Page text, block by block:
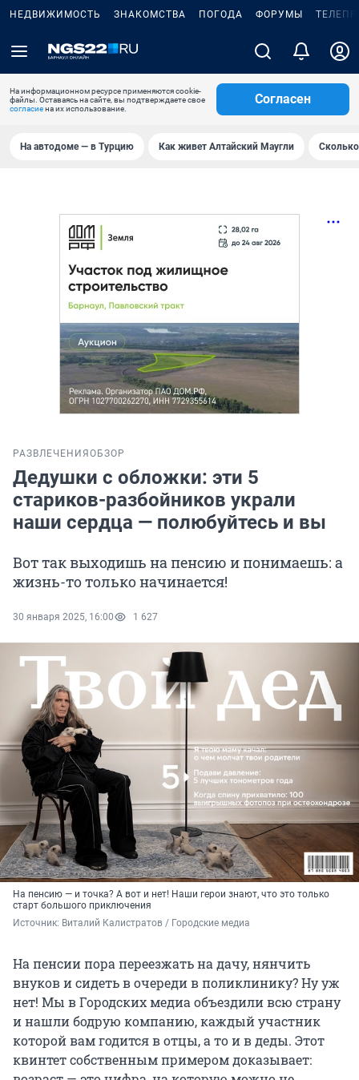
НЕДВИЖИМОСТЬ ЗНАКОМСТВА ПОГОДА ФОРУМЫ
На информационном ресурсе применяются cookie-
файлы. Оставаясь на сайте, вы подтверждаете свое
согласиена их использование.
Согласен
На автодоме — в Турцию Как живет Алтайский Маугли
РАЗВЛЕЧЕНИЯ ОБЗОР
Дедушки с обложки: эти 5
стариков-разбойников украли
наши сердца — полюбуйтесь и вы
Вот так выходишь на пенсию и понимаешь: а
жизнь-то только начинается!
30 января 2025, 16:00 1 627
На пенсию — и точка? А вот и нет! Наши герои знают, что это только
старт большого приключения
Источник: Виталий Калистратов / Городские медиа
На пенсии пора переезжать на дачу, нянчить
внуков и сидеть в очереди в поликлинику? Ну уж
нет! Мы в Городских медиа объездили всю страну
и нашли бодрую компанию, каждый участник
которой вам годится в отцы, а то и в деды. Этот
квинтет собственным примером доказывает: